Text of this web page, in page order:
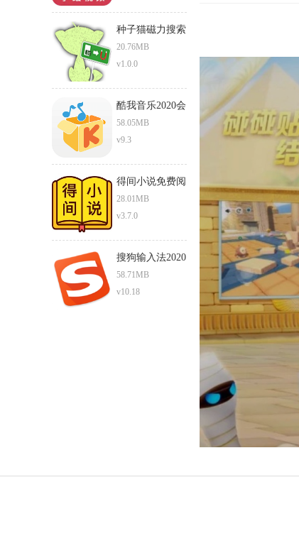
种子猫磁力搜索
torrentkitty
20.76MB
v1.0.0
酷我音乐2020会
员破解版
58.05MB
v9.3
得间小说免费阅
读在线阅读
28.01MB
v3.7.0
搜狗输入法2020
最新版下载
58.71MB
v10.18